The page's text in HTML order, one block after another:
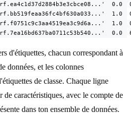
d'étiquettes, chacun correspondant à
données, et les colonnes
de classe. Chaque ligne
de caractéristiques, avec le compte de
dans ton ensemble de données.